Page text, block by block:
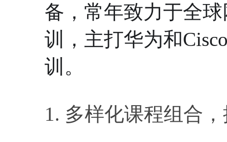
备，常年致力于全
训，主打华为和
训。
1. 多样化课程组合